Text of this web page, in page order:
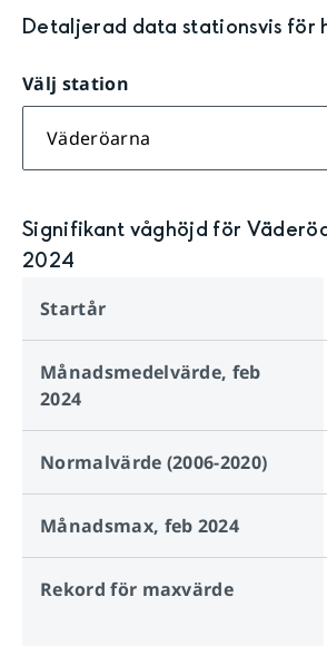
Detaljerad data stationsvis för
Välj station
Väderöarna
Signifikant våghöjd för
2024
Startår
Månadsmedelvärde, feb
2024
Normalvärde (2006-2020)
Månadsmax, feb 2024
Rekord för maxvärde